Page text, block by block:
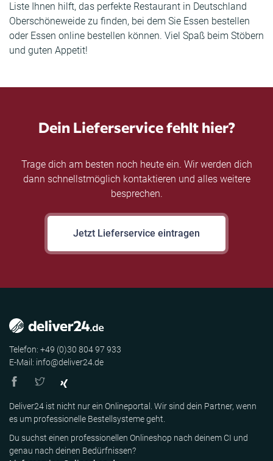
Liste Ihnen hilft, das perfekte Restaurant in Deutschland
Oberschöneweide zu finden, bei dem Sie Essen bestellen
oder Essen online bestellen können. Viel Spaß beim Stöbern
und guten Appetit!
Dein Lieferservice fehlt hier?
Trage dich am besten noch heute ein. Wir werden dich
dann schnellstmöglich kontaktieren und alles weitere
besprechen.
Jetzt Lieferservice eintragen
Telefon: +49 (0)30 804 97 933
E-Mail: info@deliver24.de
Deliver24 ist nicht nur ein Onlineportal. Wir sind dein Partner, wenn
es um professionelle Bestellsysteme geht.
Du suchst einen professionellen Onlineshop nach deinem CI und
genau nach deinen Bedürfnissen?